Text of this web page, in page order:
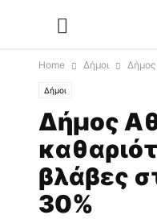
Home Δήμοι Δήμος
Δήμοι
Δήμος
βλάβες
30%